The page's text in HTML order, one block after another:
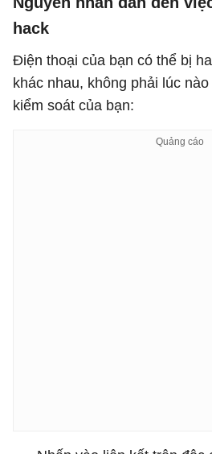
hack
Điện thoại của bạn có thể bị
khác nhau, không phải lúc
kiểm soát của bạn: